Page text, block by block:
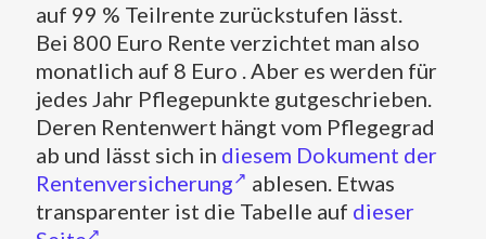
auf 99 % Teilrente zurückstufen lässt.
Bei 800 Euro Rente verzichtet man also
monatlich auf 8 Euro . Aber es werden für
jedes Jahr Pflegepunkte gutgeschrieben.
Deren Rentenwert hängt vom Pflegegrad
ab und lässt sich in diesem Dokument der
Rentenversicherung
ablesen. Etwas
transparenter ist die Tabelle auf dieser